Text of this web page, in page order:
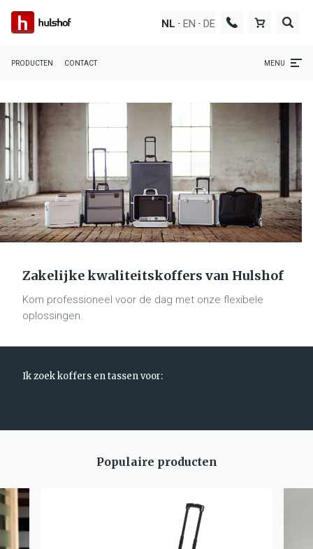
NL - EN - DE
PRODUCTEN CONTACT MENU
Zakelijke kwaliteitskoffers van Hulshof
Kom professioneel voor de dag met onze flexibele
oplossingen.
Ik zoek koffers en tassen voor:
Populaire producten